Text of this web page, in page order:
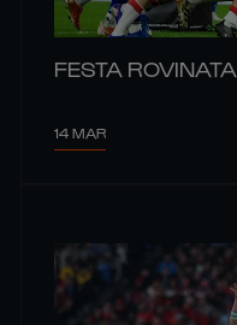
FESTA ROVINATA
14 MAR